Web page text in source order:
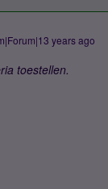
years ago
toestellen.